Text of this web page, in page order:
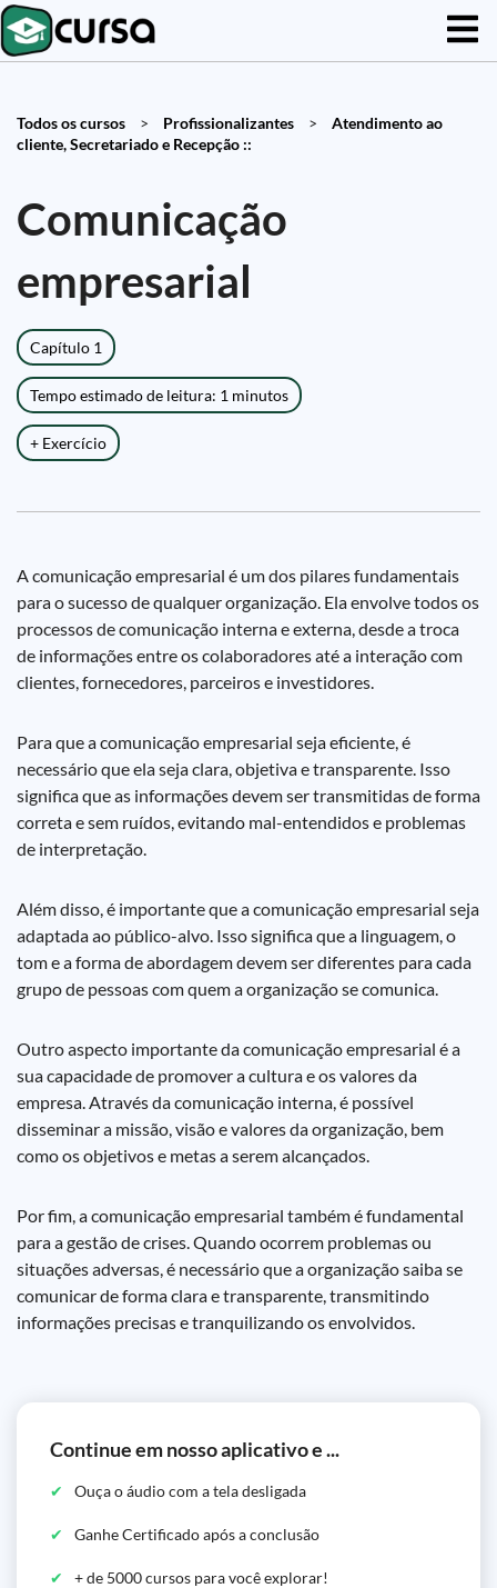
Todos os cursos > Profissionalizantes >
Atendimento ao
cliente, Secretariado e Recepção ::
Comunicação
empresarial
Capítulo 1
Tempo estimado de leitura: 1 minutos
+ Exercício
A comunicação empresarial é um dos pilares fundamentais
para o sucesso de qualquer organização. Ela envolve todos os
processos de comunicação interna e externa, desde a troca
de informações entre os colaboradores até a interação com
clientes, fornecedores, parceiros e investidores.
Para que a comunicação empresarial seja eficiente, é
necessário que ela seja clara, objetiva e transparente. Isso
significa que as informações devem ser transmitidas de forma
correta e sem ruídos, evitando mal-entendidos e problemas
de interpretação.
Além disso, é importante que a comunicação empresarial seja
adaptada ao público-alvo. Isso significa que a linguagem, o
tom e a forma de abordagem devem ser diferentes para cada
grupo de pessoas com quem a organização se comunica.
Outro aspecto importante da comunicação empresarial é a
sua capacidade de promover a cultura e os valores da
empresa. Através da comunicação interna, é possível
disseminar a missão, visão e valores da organização, bem
como os objetivos e metas a serem alcançados.
Por fim, a comunicação empresarial também é fundamental
para a gestão de crises. Quando ocorrem problemas ou
situações adversas, é necessário que a organização saiba se
comunicar de forma clara e transparente, transmitindo
informações precisas e tranquilizando os envolvidos.
Continue em nosso aplicativo e ...
Ouça o áudio com a tela desligada
Ganhe Certificado após a conclusão
+ de 5000 cursos para você explorar!